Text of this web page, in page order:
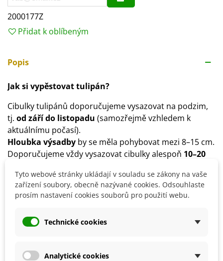
2000177Z
Přidat k oblíbeným
Popis
Jak si vypěstovat tulipán?
Cibulky tulipánů doporučujeme vysazovat na podzim,
tj. od září do listopadu (samozřejmě vzhledem k
aktuálnímu počasí).
Hloubka výsadby by se měla pohybovat mezi 8–15 cm.
Doporučujeme vždy vysazovat cibulky alespoň 10–20
Stanovištěpro tulipány zvolíme slunečné či
polostinné.
Substrát
by měl být výživný, s pH 6–7, hlinitopísčitý.
Co dělat s tulipány po odkvětu?
Cibulky očistíme a poté uložíme do místnosti
Tyto webové stránky ukládají v souladu se zákony na vaše
zařízení soubory, obecně nazývané cookies. Odsouhlaste
prosím nastavení cookies souborů pro použití webu.
Technické cookies
Analytické cookies